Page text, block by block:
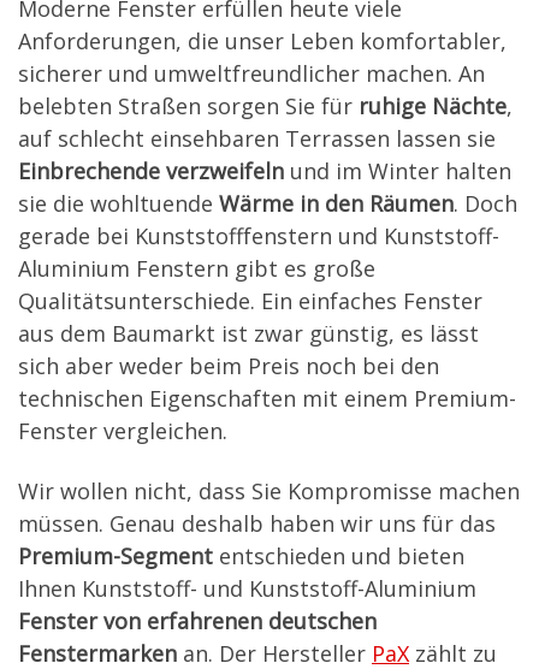
Moderne Fenster erfüllen heute viele
Anforderungen, die unser Leben komfortabler,
sicherer und umweltfreundlicher machen. An
belebten Straßen sorgen Sie für ruhige Nächte,
auf schlecht einsehbaren Terrassen lassen sie
Einbrechende verzweifeln und im Winter halten
sie die wohltuende Wärme in den Räumen. Doch
gerade bei Kunststofffenstern und Kunststoff-
Aluminium Fenstern gibt es große
Qualitätsunterschiede. Ein einfaches Fenster
aus dem Baumarkt ist zwar günstig, es lässt
sich aber weder beim Preis noch bei den
technischen Eigenschaften mit einem Premium-
Fenster vergleichen.
Wir wollen nicht, dass Sie Kompromisse machen
müssen. Genau deshalb haben wir uns für das
Premium-Segment entschieden und bieten
Ihnen Kunststoff- und Kunststoff-Aluminium
Fenster von erfahrenen deutschen
Fenstermarken an. Der Hersteller PaX zählt zu